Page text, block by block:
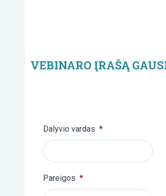
VEBINARO ĮRAŠĄ
Dalyvio vardas *
Pareigos *